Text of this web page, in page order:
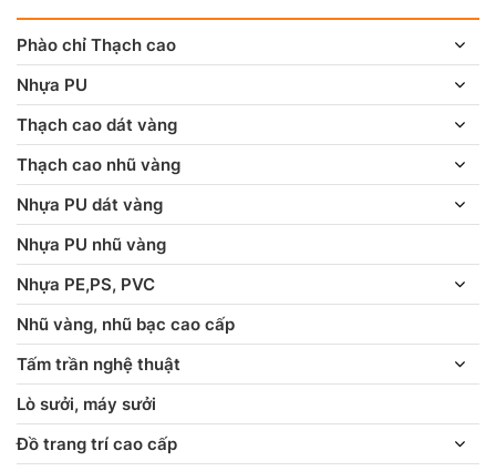
Phào chỉ Thạch cao
Nhựa PU
Thạch cao dát vàng
Thạch cao nhũ vàng
Nhựa PU dát vàng
Nhựa PU nhũ vàng
Nhựa PE,PS, PVC
Nhũ vàng, nhũ bạc cao cấp
Tấm trần nghệ thuật
Lò sưởi, máy sưởi
Đồ trang trí cao cấp